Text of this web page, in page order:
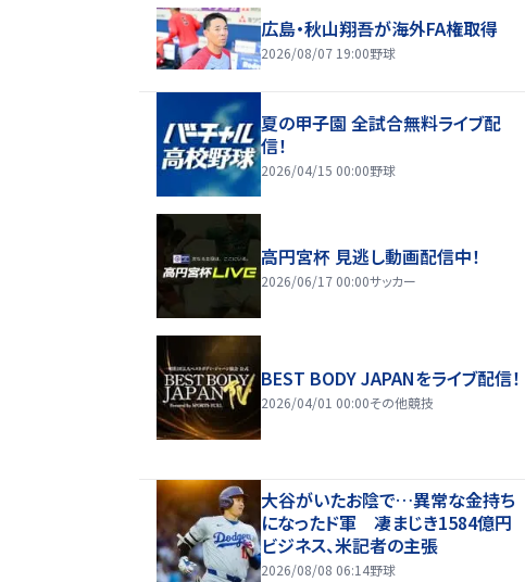
広島・秋山翔吾が海外FA権取得
2026/08/07 19:00野球
夏の甲子園 全試合無料ライブ配
信！
2026/04/15 00:00野球
高円宮杯 見逃し動画配信中！
2026/06/17 00:00サッカー
BEST BODY JAPANをライブ配信！
2026/04/01 00:00その他競技
大谷がいたお陰で…異常な金持ち
になったド軍 凄まじき1584億円
ビジネス、米記者の主張
2026/08/08 06:14野球